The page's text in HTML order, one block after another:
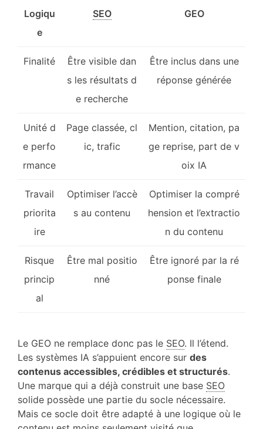
Logiqu
e
SEO GEO
Finalité
Être visible dan
s les résultats d
e recherche
Être inclus dans une
réponse générée
Unité d
e perfo
rmance
Page classée, cl
ic, trafic
Mention, citation, pa
ge reprise, part de v
oix IA
Travail
priorita
ire
Optimiser l’accè
s au contenu
Optimiser la compré
hension et l’extractio
n du contenu
Risque
princip
al
Être mal positio
nné
Être ignoré par la ré
ponse finale
Le GEO ne remplace donc pas le SEO. Il l’étend.
Les systèmes IA s’appuient encore sur des
contenus accessibles, crédibles et structurés.
Une marque qui a déjà construit une base SEO
solide possède une partie du socle nécessaire.
Mais ce socle doit être adapté à une logique où le